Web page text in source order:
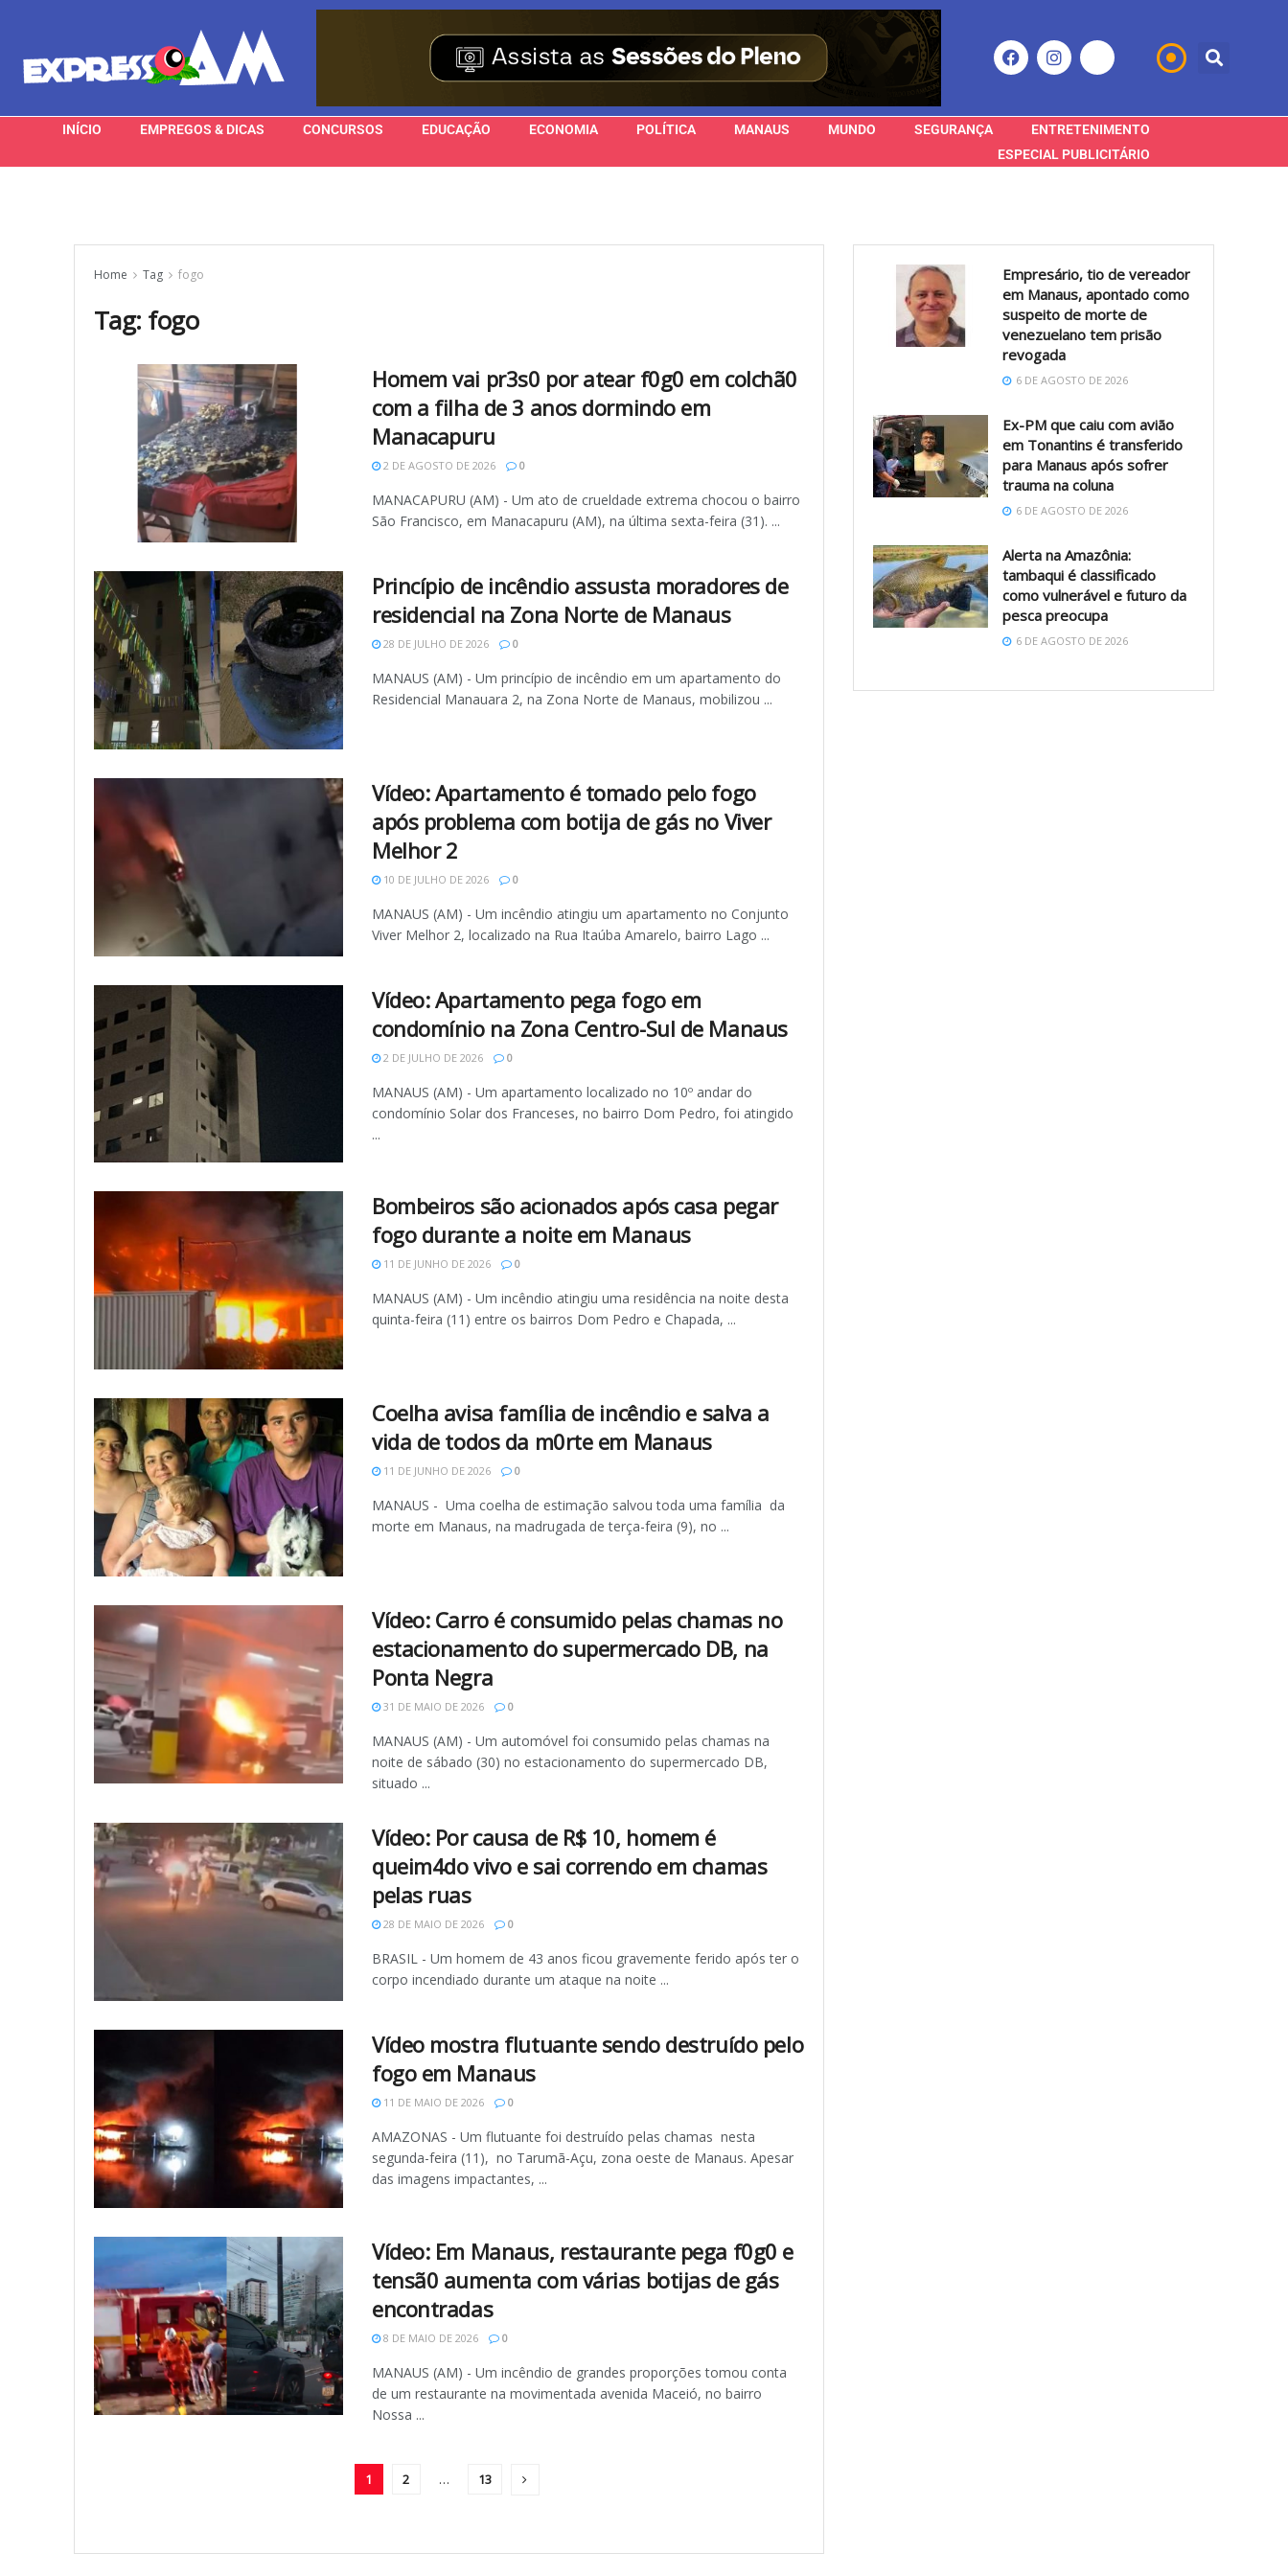
INÍCIO EMPREGOS & DICAS CONCURSOS EDUCAÇÃO ECONOMIA POLÍTICA MANAUS MUNDO SEGURANÇA
ENTRETENIMENTO
ESPECIAL PUBLICITÁRIO
Home Tag fogo
Tag: fogo
Homem vai pr3s0 por atear f0g0 em colchã0
com a filha de 3 anos dormindo em
Manacapuru
2 DE AGOSTO DE 2026 0
MANACAPURU (AM) - Um ato de crueldade extrema chocou o bairro
São Francisco, em Manacapuru (AM), na última sexta-feira (31). ...
Princípio de incêndio assusta moradores de
residencial na Zona Norte de Manaus
28 DE JULHO DE 2026 0
MANAUS (AM) - Um princípio de incêndio em um apartamento do
Residencial Manauara 2, na Zona Norte de Manaus, mobilizou ...
Vídeo: Apartamento é tomado pelo fogo
após problema com botija de gás no Viver
Melhor 2
10 DE JULHO DE 2026 0
MANAUS (AM) - Um incêndio atingiu um apartamento no Conjunto
Viver Melhor 2, localizado na Rua Itaúba Amarelo, bairro Lago ...
Vídeo: Apartamento pega fogo em
condomínio na Zona Centro-Sul de Manaus
2 DE JULHO DE 2026 0
MANAUS (AM) - Um apartamento localizado no 10º andar do
condomínio Solar dos Franceses, no bairro Dom Pedro, foi atingido
...
Bombeiros são acionados após casa pegar
fogo durante a noite em Manaus
11 DE JUNHO DE 2026 0
MANAUS (AM) - Um incêndio atingiu uma residência na noite desta
quinta-feira (11) entre os bairros Dom Pedro e Chapada, ...
Coelha avisa família de incêndio e salva a
vida de todos da m0rte em Manaus
11 DE JUNHO DE 2026 0
MANAUS - Uma coelha de estimação salvou toda uma família da
morte em Manaus, na madrugada de terça-feira (9), no ...
Vídeo: Carro é consumido pelas chamas no
estacionamento do supermercado DB, na
Ponta Negra
31 DE MAIO DE 2026 0
MANAUS (AM) - Um automóvel foi consumido pelas chamas na
noite de sábado (30) no estacionamento do supermercado DB,
situado ...
Vídeo: Por causa de R$ 10, homem é
queim4do vivo e sai correndo em chamas
pelas ruas
28 DE MAIO DE 2026 0
BRASIL - Um homem de 43 anos ficou gravemente ferido após ter o
corpo incendiado durante um ataque na noite ...
Vídeo mostra flutuante sendo destruído pelo
fogo em Manaus
11 DE MAIO DE 2026 0
AMAZONAS - Um flutuante foi destruído pelas chamas nesta
segunda-feira (11), no Tarumã-Açu, zona oeste de Manaus. Apesar
das imagens impactantes, ...
Vídeo: Em Manaus, restaurante pega f0g0 e
tensã0 aumenta com várias botijas de gás
encontradas
8 DE MAIO DE 2026 0
MANAUS (AM) - Um incêndio de grandes proporções tomou conta
de um restaurante na movimentada avenida Maceió, no bairro
Nossa ...
1 2 … 13
Empresário, tio de vereador
em Manaus, apontado como
suspeito de morte de
venezuelano tem prisão
revogada
6 DE AGOSTO DE 2026
Ex-PM que caiu com avião
em Tonantins é transferido
para Manaus após sofrer
trauma na coluna
6 DE AGOSTO DE 2026
Alerta na Amazônia:
tambaqui é classificado
como vulnerável e futuro da
pesca preocupa
6 DE AGOSTO DE 2026